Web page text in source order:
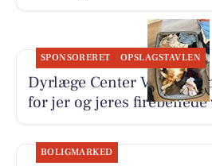
SPONSORERET OPSLAGSTAVLEN
Dyrlæge Center Vest er
for jer og jeres firebenede
BOLIGMARKED